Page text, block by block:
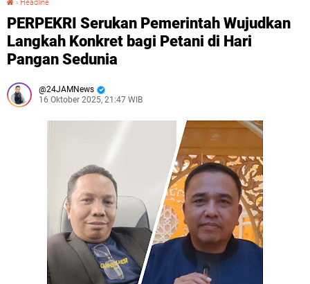
› Headline
PERPEKRI Serukan Pemerintah Wujudkan
Langkah Konkret bagi Petani di Hari
Pangan Sedunia
24JAMNews
16 Oktober 2025, 21:47 WIB